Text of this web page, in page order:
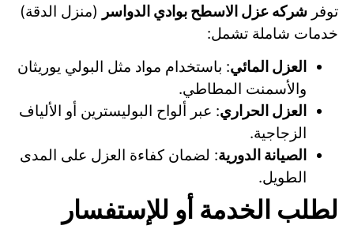
توفر شركه عزل الاسطح بوادي الدواسر (منزل الدقة)
خدمات شاملة تشمل:
العزل المائي: باستخدام مواد مثل البولي يوريثان
والأسمنت المطاطي.
العزل الحراري: عبر ألواح البوليسترين أو الألياف
الزجاجية.
الصيانة الدورية: لضمان كفاءة العزل على المدى
الطويل.
لطلب الخدمة أو للإستفسار